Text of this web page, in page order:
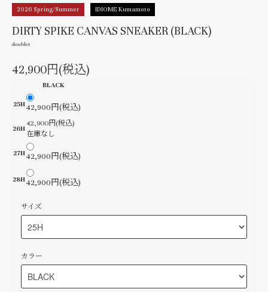
2026 Spring/Summer IDIOME Kumamoto
DIRTY SPIKE CANVAS SNEAKER (BLACK)
doublet
42,900円(税込)
BLACK
25H42,900円(税込)
26H
42,900円(税込)
在庫なし
27H42,900円(税込)
28H42,900円(税込)
サイズ
カラー